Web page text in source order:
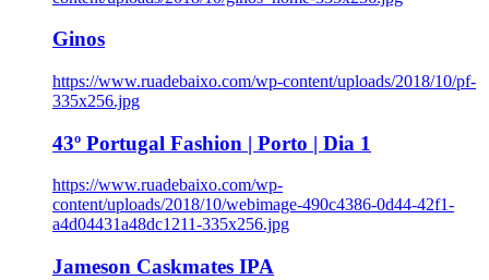
Ginos
https://www.ruadebaixo.com/wp-content/uploads/2018/10/pf-
335x256.jpg
43º Portugal Fashion | Porto | Dia 1
https://www.ruadebaixo.com/wp-
content/uploads/2018/10/webimage-490c4386-0d44-42f1-
a4d04431a48dc1211-335x256.jpg
Jameson Caskmates IPA